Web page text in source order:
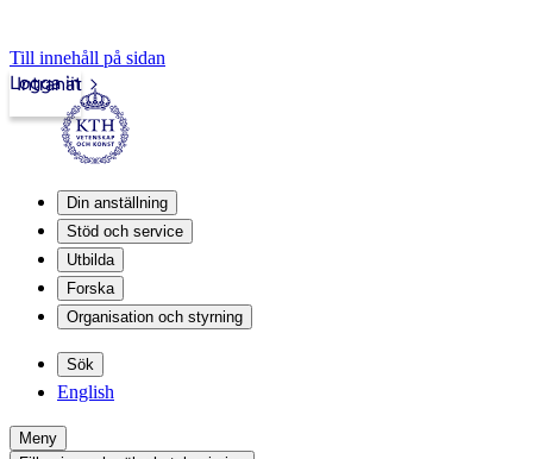
Till innehåll på sidan
Intranät
Logga in
Din anställning
Stöd och service
Utbilda
Forska
Organisation och styrning
Sök
English
Meny